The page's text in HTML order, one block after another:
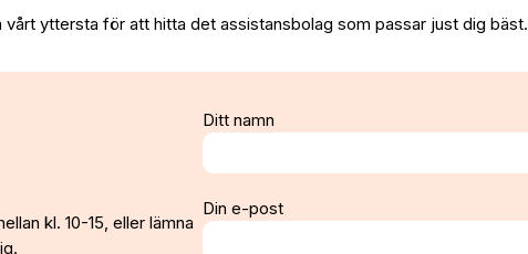
vårt yttersta för att hitta det assistansbolag som passar just dig bäst.
kl. 10-15, eller lämna
Ditt namn
Din e-post